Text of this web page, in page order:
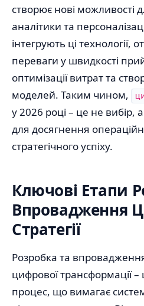
створює нові можливості
аналітики та
інтегрують ці технології,
переваги у швидкості
оптимізації витрат та
моделей. Таким чином,
у 2026 році – це не вибір,
для досягнення
стратегічного успіху.
Ключові Етапи
Впровадження
Стратегії
Розробка та впровадження
цифрової трансформації
процес, що вимагає